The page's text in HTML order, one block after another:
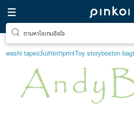
ตามหาไอเทมฮีลใจ
washi tapeแว่นสายตาprintToy storyboston bag